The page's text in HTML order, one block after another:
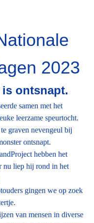
2023
is ontsnapt.
samen met het
leerzame speurtocht.
graven nevengeul bij
ontsnapt.
hebben het
nu liep hij rond in het
gingen we op zoek
van mensen in diverse